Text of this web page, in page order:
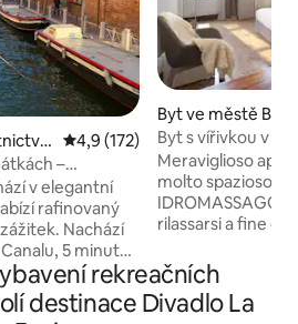
Průměrné hodnocení 4,9 z 5,
4,9 (172)
–
v elegantní
rafinovaný
Nachází
5 minut
(autobusového
Lucia, což
a snadný přístup
Byt ve městě
Byt s vířivkou v
StMark a Rialta
Meraviglioso
molto spazioso e
rilassarsi a fine giornata. È
storico, elegante
Santa
sestriere
rekreačních
destinace Divadlo La